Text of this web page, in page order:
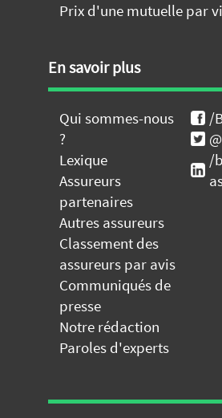
Prix d'une mutuelle par
En savoir plus
Qui sommes-nous
?
Lexique
Assureurs
partenaires
Autres assureurs
Classement des
assureurs par avis
Communiqués de
presse
Notre rédaction
Paroles d'experts
/
/